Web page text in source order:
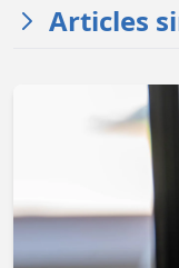
Articles